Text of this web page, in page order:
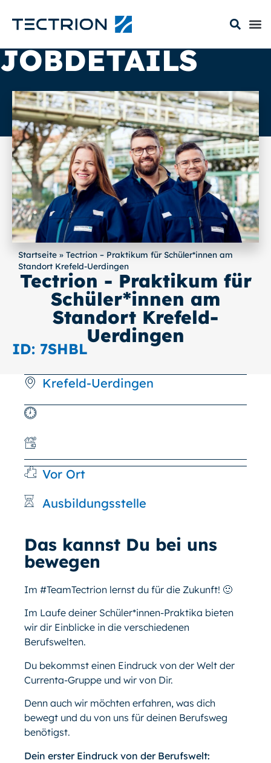
JOBDETAILS
Startseite » Tectrion – Praktikum für Schüler*innen am
Standort Krefeld-Uerdingen
Tectrion - Praktikum für
Schüler*innen am
Standort Krefeld-
Uerdingen
ID: 7SHBL
Krefeld-Uerdingen
Vor Ort
Ausbildungsstelle
Das kannst Du bei uns
bewegen
Im #TeamTectrion lernst du für die Zukunft! 🙂
Im Laufe deiner Schüler*innen-Praktika bieten
wir dir Einblicke in die verschiedenen
Berufswelten.
Du bekommst einen Eindruck von der Welt der
Currenta-Gruppe und wir von Dir.
Denn auch wir möchten erfahren, was dich
bewegt und du von uns für deinen Berufsweg
benötigst.
Dein erster Eindruck von der Berufswelt: